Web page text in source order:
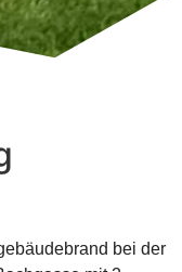
bei der